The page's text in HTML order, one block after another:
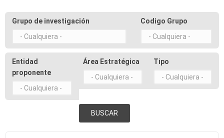
Grupo de investigación Codigo Grupo
Entidad
proponente
Área Estratégica Tipo